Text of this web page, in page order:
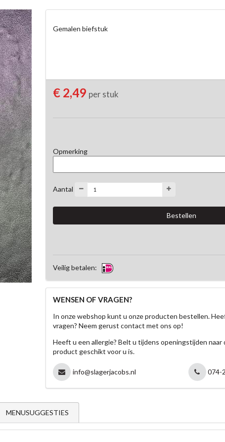
Gemalen biefstuk
€ 2,49 per stuk
Opmerking
Aantal
Veilig betalen:
WENSEN OF VRAGEN?
In onze webshop kunt u onze producten bestellen.
vragen? Neem gerust contact met ons op!
Heeft u een allergie? Belt u tijdens openingstijden
product geschikt voor u is.
info@slagerjacobs.nl 074-
MENUSUGGESTIES